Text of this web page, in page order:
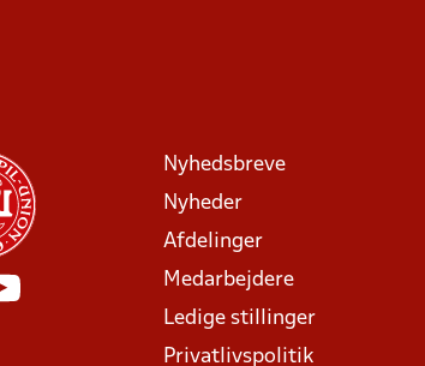
Nyhedsbreve
Nyheder
Afdelinger
Medarbejdere
Ledige stillinger
Privatlivspolitik